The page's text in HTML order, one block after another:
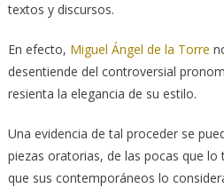
textos y discursos.
En efecto, Miguel Ángel de la Torre
desentiende del controversial
resienta la elegancia de su estilo.
Una evidencia de tal proceder se
piezas oratorias, de las pocas que lo
que sus contemporáneos lo